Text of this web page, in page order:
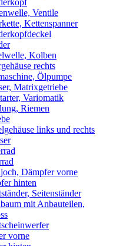
Ventile
Kettenspanner
Kolben
rechts
Ölpumpe
Matrixgetriebe
Variomatik
Riemen
links und rechts
Dämpfer vorne
hinten
Seitenständer
mit Anbauteilen,
vorne